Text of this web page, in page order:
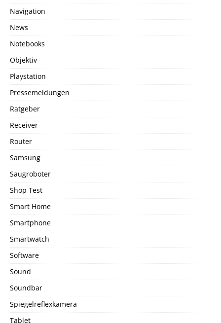
Navigation
News
Notebooks
Objektiv
Playstation
Pressemeldungen
Ratgeber
Receiver
Router
Samsung
Saugroboter
Shop Test
Smart Home
Smartphone
Smartwatch
Software
Sound
Soundbar
Spiegelreflexkamera
Tablet